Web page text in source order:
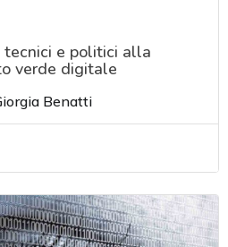
tecnici e politici alla
verde digitale
Benatti